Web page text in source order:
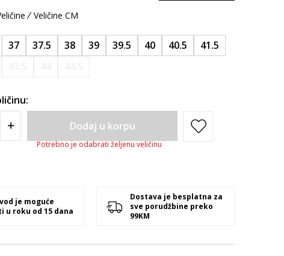
Veličine CM
37 37.5 38 39 39.5 40 40.5
41.5
Dodaj u korpu
Potrebno je odabrati željenu veličinu
je moguće
u roku od 15 dana
Dostava je besplatna za
sve porudžbine preko
99KM